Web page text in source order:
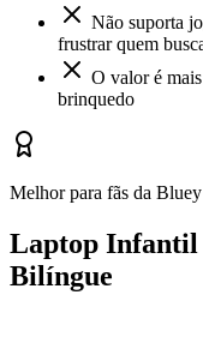
Não suporta
frustrar quem
O valor é
brinquedo
Melhor para fãs da Bluey
Laptop Infantil
Bilíngue